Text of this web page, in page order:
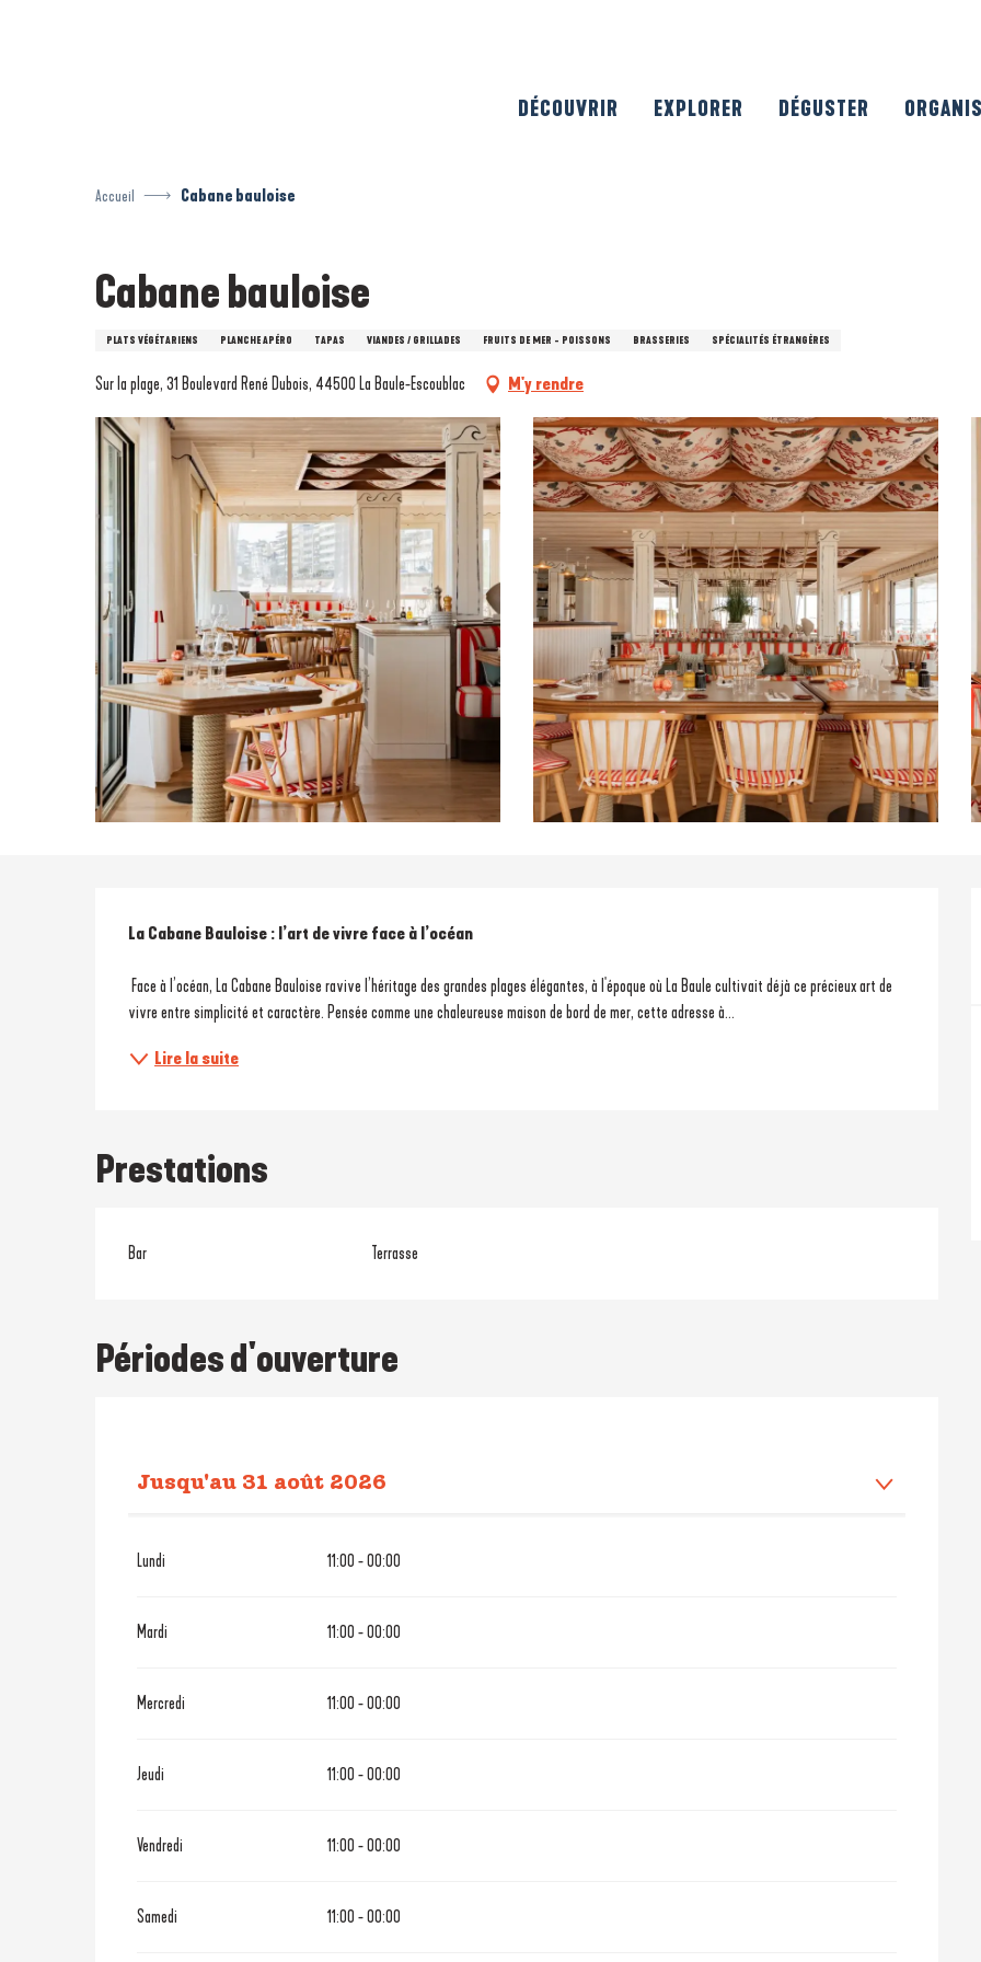
DÉCOUVRIR EXPLORER DÉGUSTER
Accueil Cabane bauloise
Cabane bauloise
PLATS VÉGÉTARIENS PLANCHE APÉRO TAPAS VIANDES / GRILLADES FRUITS DE MER - POISSONS BRASSERIES SPÉCIALITÉS ÉTRANGÈRES
Sur la plage, 31 Boulevard René Dubois, 44500 La Baule-Escoublac M'y rendre
Description
La Cabane Bauloise : l’art de vivre face à l’océan
vivre entre simplicité et caractère. Pensée comme une chaleureuse maison de bord de mer, cette adresse à...
Lire la suite
Prestations
Bar Terrasse
Périodes d'ouverture
Jusqu'au 31 août 2026
Lundi 11:00 - 00:00
Mardi 11:00 - 00:00
Mercredi 11:00 - 00:00
Jeudi 11:00 - 00:00
Vendredi 11:00 - 00:00
Samedi 11:00 - 00:00